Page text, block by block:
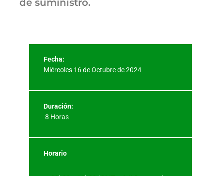
de suministro.
Fecha:
Miércoles 16 de Octubre de 2024
Duración:
8 Horas
Horario